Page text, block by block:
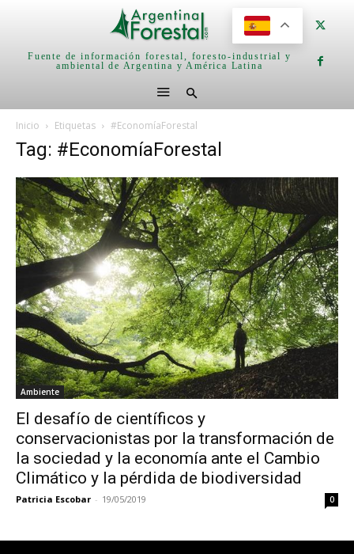
Fuente de información forestal, foresto-industrial y
ambiental de Argentina y América Latina
Inicio Etiquetas #EconomíaForestal
Tag: #EconomíaForestal
Ambiente
El desafío de científicos y
conservacionistas por la transformación de
la sociedad y la economía ante el Cambio
Climático y la pérdida de biodiversidad
Patricia Escobar - 19/05/2019 0